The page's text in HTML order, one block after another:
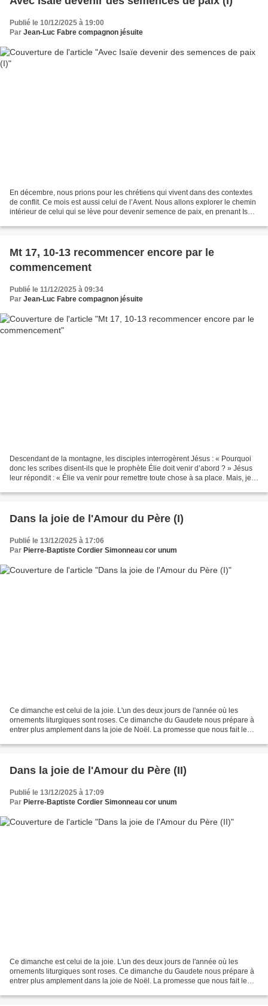
Publié le 10/12/2025 à 19:00
Par Jean-Luc Fabre compagnon jésuite
En décembre, nous prions pour les chrétiens qui vivent dans des contextes
de conflit. Ce mois est aussi celui de l’Avent. Nous allons explorer le chemin
intérieur de celui qui se lève pour devenir semence de paix, en prenant Isaïe
Mt 17, 10-13 recommencer encore par le
commencement
Publié le 11/12/2025 à 09:34
Par Jean-Luc Fabre compagnon jésuite
Descendant de la montagne, les disciples interrogèrent Jésus : « Pourquoi
donc les scribes disent-ils que le prophète Élie doit venir d’abord ? » Jésus
leur répondit : « Élie va venir pour remettre toute chose à sa place. Mais, je
Dans la joie de l'Amour du Père (I)
Publié le 13/12/2025 à 17:06
Par Pierre-Baptiste Cordier Simonneau cor unum
Ce dimanche est celui de la joie. L'un des deux jours de l'année où les
ornements liturgiques sont roses. Ce dimanche du Gaudete nous prépare à
entrer plus amplement dans la joie de Noël. La promesse que nous fait le
Dans la joie de l'Amour du Père (II)
Publié le 13/12/2025 à 17:09
Par Pierre-Baptiste Cordier Simonneau cor unum
Ce dimanche est celui de la joie. L'un des deux jours de l'année où les
ornements liturgiques sont roses. Ce dimanche du Gaudete nous prépare à
entrer plus amplement dans la joie de Noël. La promesse que nous fait le